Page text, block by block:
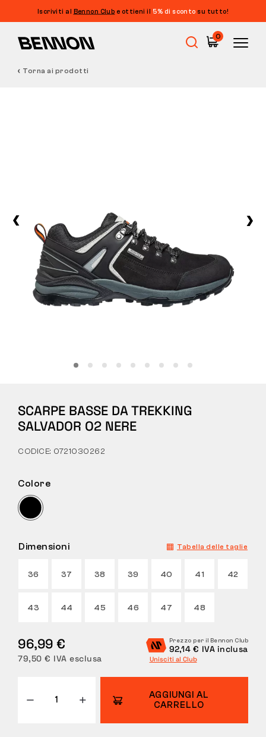
Iscriviti al Bennon Club e ottieni il 5% di sconto su tutto!
0
Calzature casual
Tattiche
CHI SIAMO
NEGOZIO CON BISTROT
CONTATTI
RESI
Torna ai prodotti
SCARPE BASSE DA TREKKING
SALVADOR O2 NERE
CODICE: 0721030262
Colore
Dimensioni Tabella delle taglie
36 37 38 39 40 41 42
43 44 45 46 47 48
96,99 €
79,50 € IVA esclusa
Prezzo per il Bennon Club
92,14 € IVA inclusa
Unisciti al Club
AGGIUNGI AL
CARRELLO